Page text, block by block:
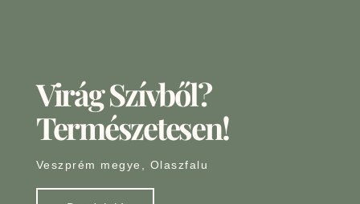
Virág Szívből?
Természetesen!
Veszprém megye, Olaszfalu